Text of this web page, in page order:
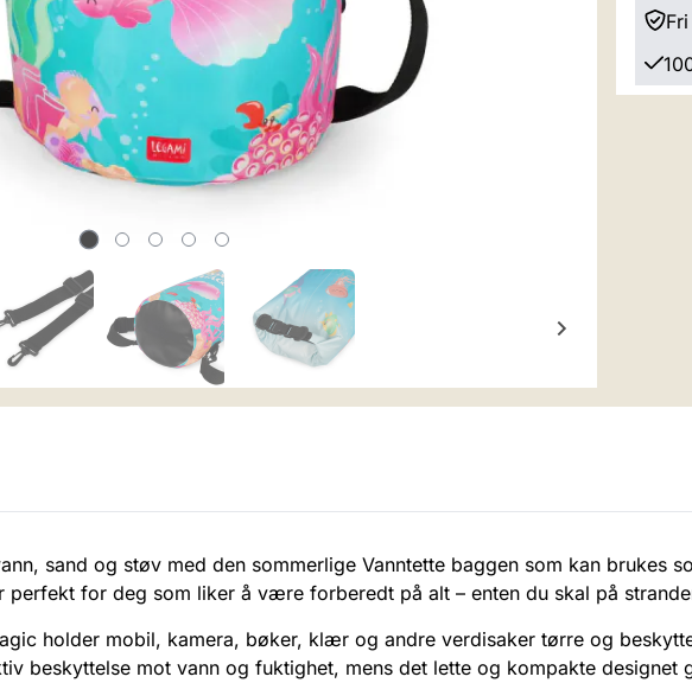
sand og støv med den sommerlige Vanntette baggen som kan brukes
perfekt for deg som liker å være forberedt på alt – enten du skal på
holder mobil, kamera, bøker, klær og andre verdisaker tørre og
beskyttelse mot vann og fuktighet, mens det lette og kompakte designet